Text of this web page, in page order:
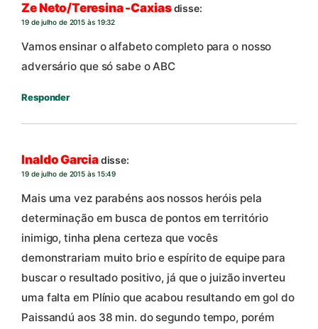
Ze Neto/Teresina -Caxiasdisse:
19 de julho de 2015 às 19:32
Vamos ensinar o alfabeto completo para o nosso
adversário que só sabe o ABC
Responder
Inaldo Garciadisse:
19 de julho de 2015 às 15:49
Mais uma vez parabéns aos nossos heróis pela
determinação em busca de pontos em território
inimigo, tinha plena certeza que vocês
demonstrariam muito brio e espírito de equipe para
buscar o resultado positivo, já que o juizão inverteu
uma falta em Plínio que acabou resultando em gol do
Paissandú aos 38 min. do segundo tempo, porém